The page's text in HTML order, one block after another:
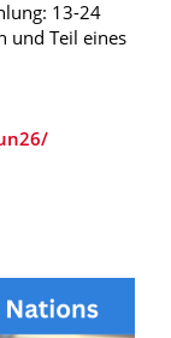
13-24
und Teil eines